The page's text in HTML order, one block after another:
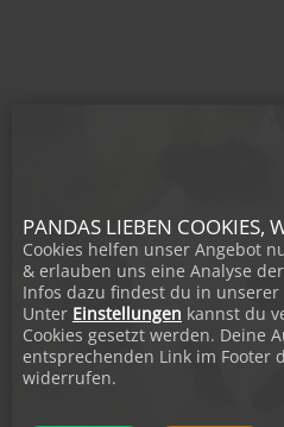
PANDAS LIEBEN COOKIES,
Cookies helfen unser Angebot
& erlauben uns eine Analyse
Infos dazu findest du in
Unter Einstellungen kannst du
Cookies gesetzt werden. Deine
entsprechenden Link im Footer
widerrufen.